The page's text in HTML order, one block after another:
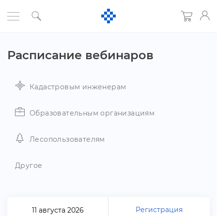
Расписание вебинаро
Кадастровым инженерам
Образовательным организациям
Лесопользователям
Другое
11 августа 2026
Регистрация